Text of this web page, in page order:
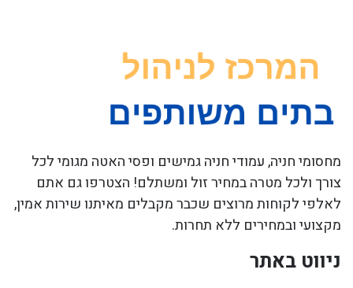
מחסומי חניה, עמודי חניה גמישים ופסי האטה מגומי לכל
צורך ולכל מטרה במחיר זול ומשתלם! הצטרפו גם אתם
לאלפי לקוחות מרוצים שכבר מקבלים מאיתנו שירות אמין,
מקצועי ובמחירים ללא תחרות.
ניווט באתר